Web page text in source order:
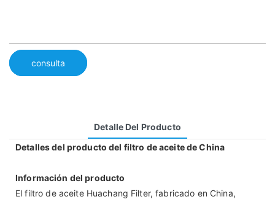
consulta
Detalle Del Producto
Detalles del producto del filtro de aceite de China
Información del producto
El filtro de aceite Huachang Filter, fabricado en China,